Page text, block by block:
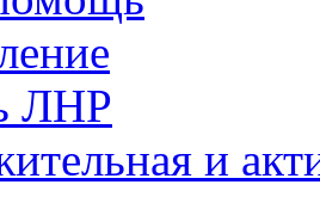
ЛНР
и